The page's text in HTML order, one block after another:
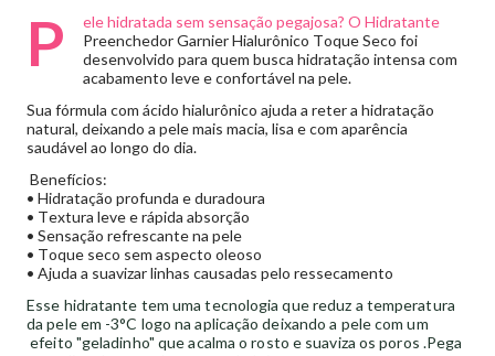
P
ele hidratada sem sensação pegajosa? O Hidratante
Preenchedor Garnier Hialurônico Toque Seco foi
desenvolvido para quem busca hidratação intensa com
acabamento leve e confortável na pele.
Sua fórmula com ácido hialurônico ajuda a reter a hidratação
natural, deixando a pele mais macia, lisa e com aparência
saudável ao longo do dia.
Benefícios:
• Hidratação profunda e duradoura
• Textura leve e rápida absorção
• Sensação refrescante na pele
• Toque seco sem aspecto oleoso
• Ajuda a suavizar linhas causadas pelo ressecamento
Esse hidratante tem uma tecnologia quereduz a temperatura
da pele em -3°C logo na aplicação deixando a pele com um
efeito "geladinho" que acalma o rosto e suaviza os poros .Pega